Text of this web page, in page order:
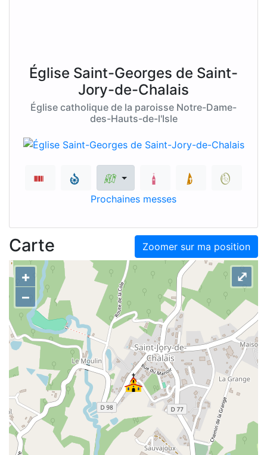
Église Saint-Georges de Saint-
Jory-de-Chalais
Église catholique de la paroisse Notre-Dame-
des-Hauts-de-l'Isle
Prochaines messes
Zoomer sur ma position
Carte
+
–
⤢